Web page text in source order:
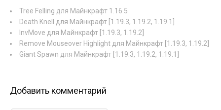
Tree Felling для Майнкрафт 1.16.5
Death Knell для Майнкрафт [1.19.3, 1.19.2, 1.19.1]
InvMove для Майнкрафт [1.19.3, 1.19.2]
Remove Mouseover Highlight для Майнкрафт [1.19.3, 1.19.2]
Giant Spawn для Майнкрафт [1.19.3, 1.19.2, 1.19.1]
Добавить комментарий